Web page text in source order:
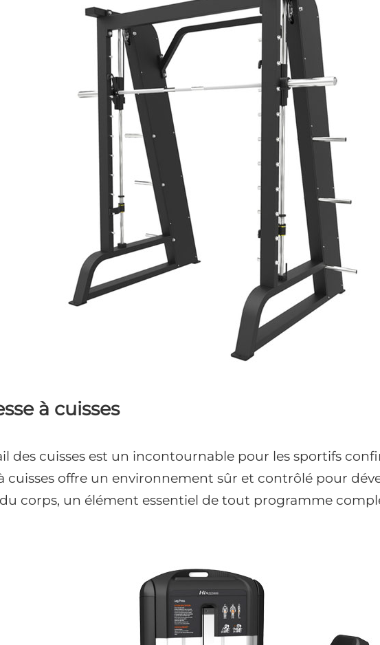
à cuisses
des cuisses est un incontournable pour les sportifs
cuisses offre un environnement sûr et contrôlé pour
corps, un élément essentiel de tout programme